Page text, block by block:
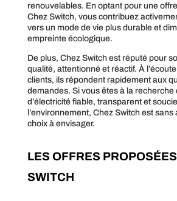
renouvelables. En optant pour une
Chez Switch, vous contribuez
vers un mode de vie plus durable et
empreinte écologique.
De plus, Chez Switch est réputé pour
qualité, attentionné et réactif. À
clients, ils répondent rapidement aux
demandes. Si vous êtes à la recherche
d’électricité fiable, transparent et
l’environnement, Chez Switch est sans
choix à envisager.
LES OFFRES
SWITCH